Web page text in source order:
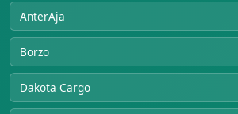
AnterAja
Borzo
Dakota Cargo